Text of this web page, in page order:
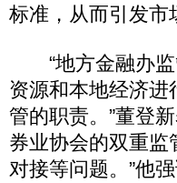
标准，从而引发市
“地方金融办监
资源和本地经济
管的职责。”董登
券业协会的双重
对接等问题。”他